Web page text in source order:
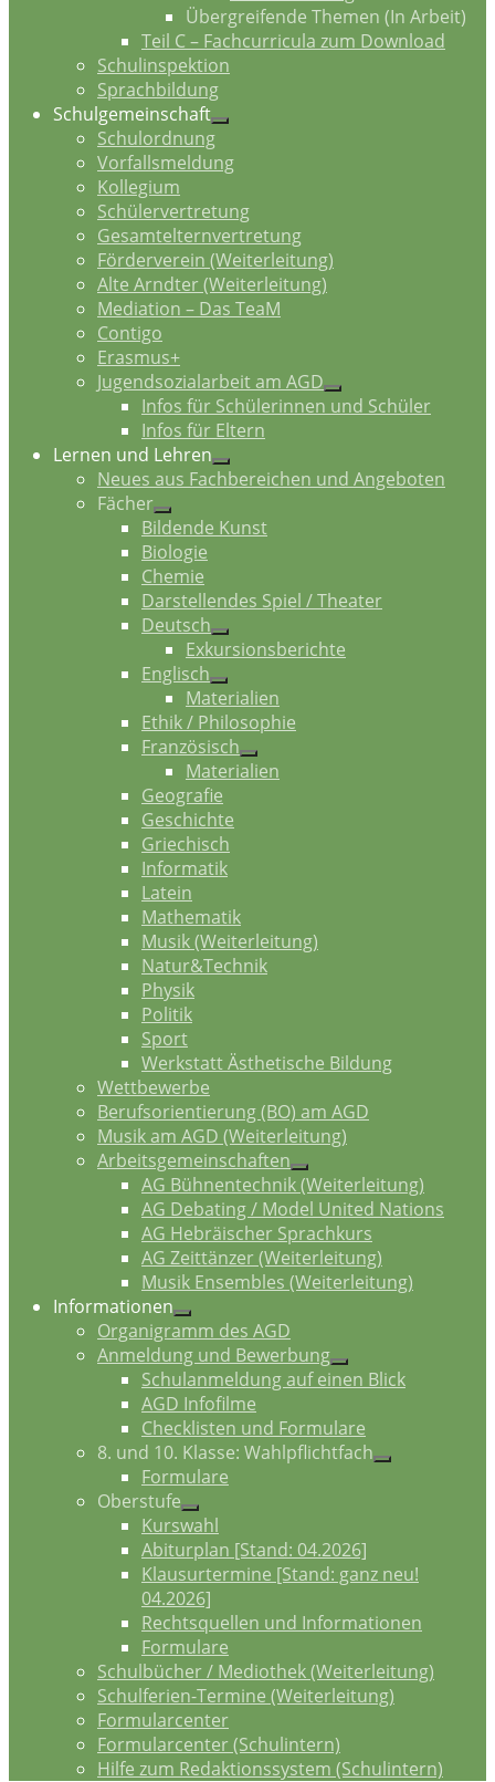
Übergreifende Themen (In Arbeit)
Teil C – Fachcurricula zum Download
Schulinspektion
Sprachbildung
Schulgemeinschaft
Schulordnung
Vorfallsmeldung
Kollegium
Schülervertretung
Gesamtelternvertretung
Förderverein (Weiterleitung)
Alte Arndter (Weiterleitung)
Mediation – Das TeaM
Contigo
Erasmus+
Jugendsozialarbeit am AGD
Infos für Schülerinnen und Schüler
Infos für Eltern
Lernen und Lehren
Neues aus Fachbereichen und Angeboten
Fächer
Bildende Kunst
Biologie
Chemie
Darstellendes Spiel / Theater
Deutsch
Exkursionsberichte
Englisch
Materialien
Ethik / Philosophie
Französisch
Materialien
Geografie
Geschichte
Griechisch
Informatik
Latein
Mathematik
Musik (Weiterleitung)
Natur&Technik
Physik
Politik
Sport
Werkstatt Ästhetische Bildung
Wettbewerbe
Berufsorientierung (BO) am AGD
Musik am AGD (Weiterleitung)
Arbeitsgemeinschaften
AG Bühnentechnik (Weiterleitung)
AG Debating / Model United Nations
AG Hebräischer Sprachkurs
AG Zeittänzer (Weiterleitung)
Musik Ensembles (Weiterleitung)
Informationen
Organigramm des AGD
Anmeldung und Bewerbung
Schulanmeldung auf einen Blick
AGD Infofilme
Checklisten und Formulare
8. und 10. Klasse: Wahlpflichtfach
Formulare
Oberstufe
Kurswahl
Abiturplan [Stand: 04.2026]
Klausurtermine [Stand: ganz neu!
04.2026]
Rechtsquellen und Informationen
Formulare
Schulbücher / Mediothek (Weiterleitung)
Schulferien-Termine (Weiterleitung)
Formularcenter
Formularcenter (Schulintern)
Hilfe zum Redaktionssystem (Schulintern)